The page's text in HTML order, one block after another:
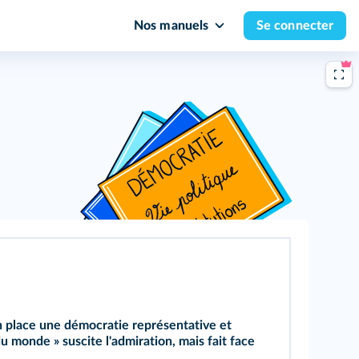
Nos manuels Se connecter
une démocratie représentative et
monde » suscite l'admiration, mais fait face